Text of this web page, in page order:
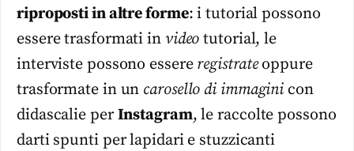
riproposti in altre forme: i tutorial possono
essere trasformati in video tutorial, le
interviste possono essere registrateoppure
trasformate in un carosello di immagini con
didascalie perInstagram, le raccolte possono
darti spunti per lapidari e stuzzicanti